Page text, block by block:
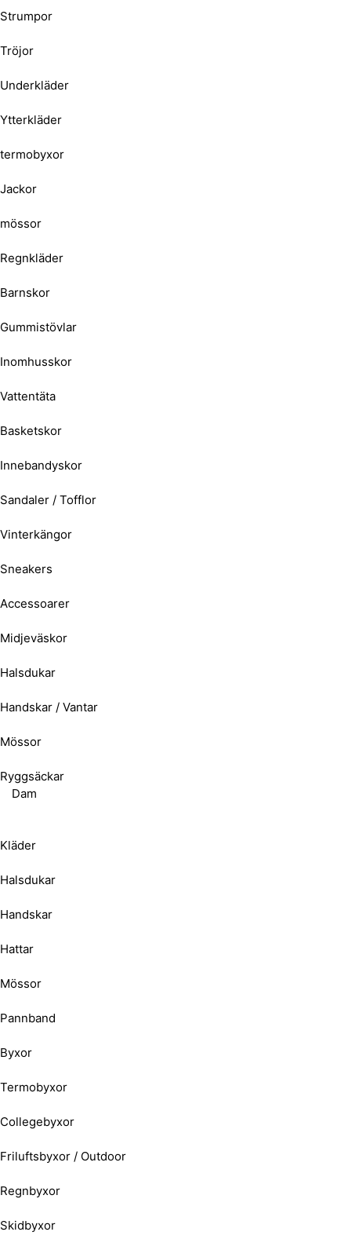
Strumpor
Tröjor
Underkläder
Ytterkläder
termobyxor
Jackor
mössor
Regnkläder
Barnskor
Gummistövlar
Inomhusskor
Vattentäta
Basketskor
Innebandyskor
Sandaler / Tofflor
Vinterkängor
Sneakers
Accessoarer
Midjeväskor
Halsdukar
Handskar / Vantar
Mössor
Ryggsäckar
Dam
Kläder
Halsdukar
Handskar
Hattar
Mössor
Pannband
Byxor
Termobyxor
Collegebyxor
Friluftsbyxor / Outdoor
Regnbyxor
Skidbyxor